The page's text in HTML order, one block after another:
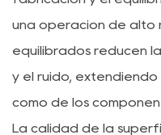
una operación de alto
equilibrados reducen
y el ruido,
como de los
La calidad de la